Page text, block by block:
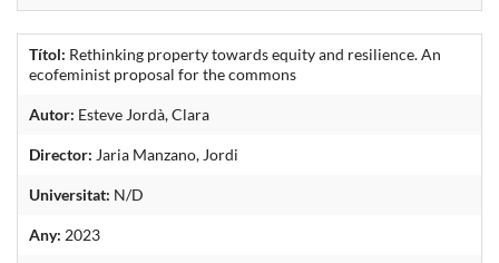
Títol: Rethinking property towards equity and resilience. An
ecofeminist proposal for the commons
Autor: Esteve Jordà, Clara
Director: Jaria Manzano, Jordi
Universitat: N/D
Any: 2023